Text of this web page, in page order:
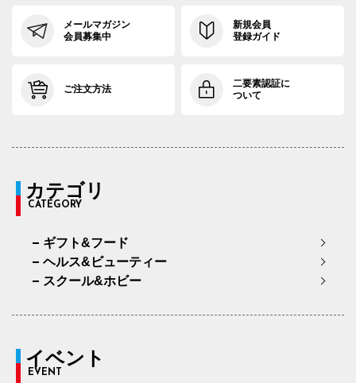
メールマガジン
会員募集中
新規会員
登録ガイド
ご注文方法
二要素認証に
ついて
カテゴリ
CATEGORY
ギフト&フード
ヘルス&ビューティー
スクール&ホビー
イベント
EVENT